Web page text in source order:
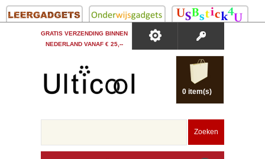
GRATIS VERZENDING BINNEN
NEDERLAND VANAF € 25,--
0 item(s)
Zoeken